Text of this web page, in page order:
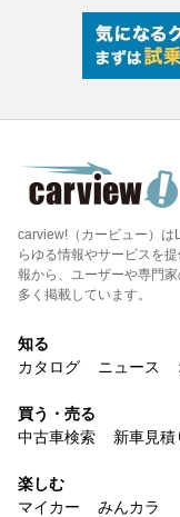
carview!（カービュー）は
らゆる情報やサービスを
報から、ユーザーや専門
多く掲載しています。
知る
カタログ
ニュース
買う・売る
中古車検索
新車見積
楽しむ
マイカー
みんカラ